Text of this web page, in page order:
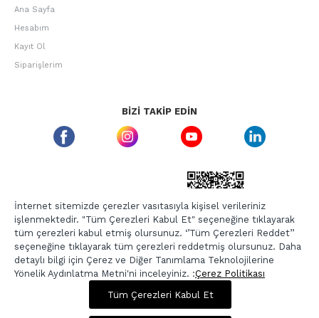
747,00 TL 2.989,00 TL
Ana Sayfa
Hesabım
Kayıt Ol
Siparişlerim
BIZI TAKIP EDIN
ETBIS GÜVEN DAMGASI
Tüm Çerezleri Kabul Et
İnternet sitemizde çerezler vasıtasıyla kişisel verileriniz
işlenmektedir. "Tüm Çerezleri Kabul Et" seçeneğine tıklayarak
tüm çerezleri kabul etmiş olursunuz. ‘’Tüm Çerezleri Reddet’’
seçeneğine tıklayarak tüm çerezleri reddetmiş olursunuz. Daha
detaylı bilgi için Çerez ve Diğer Tanımlama Teknolojilerine
Yönelik Aydınlatma Metni'ni inceleyiniz. :Çerez Politikası